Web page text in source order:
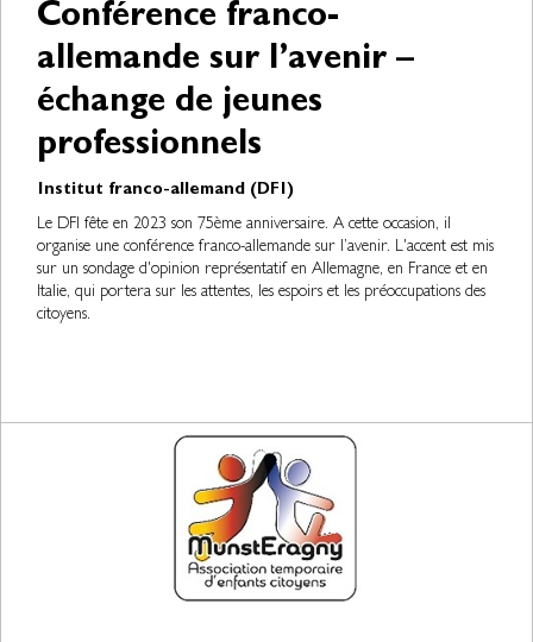
Conférence franco-
allemande sur l’avenir –
échange de jeunes
professionnels
Institut franco-allemand (DFI)
Le DFI fête en 2023 son 75ème anniversaire. A cette occasion, il
organise une conférence franco-allemande sur l’avenir. L'accent est mis
sur un sondage d'opinion représentatif en Allemagne, en France et en
Italie, qui portera sur les attentes, les espoirs et les préoccupations des
citoyens.